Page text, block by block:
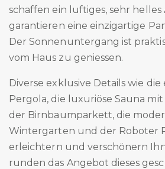
schaffen ein luftiges, sehr
garantieren eine einzigartige
Der Sonnenuntergang ist
vom Haus zu geniessen.
Diverse exklusive Details wie die
Pergola, die luxuriöse Sauna
der Birnbaumparkett, die
Wintergarten und der Roboter
erleichtern und verschönern
runden das Angebot dieses